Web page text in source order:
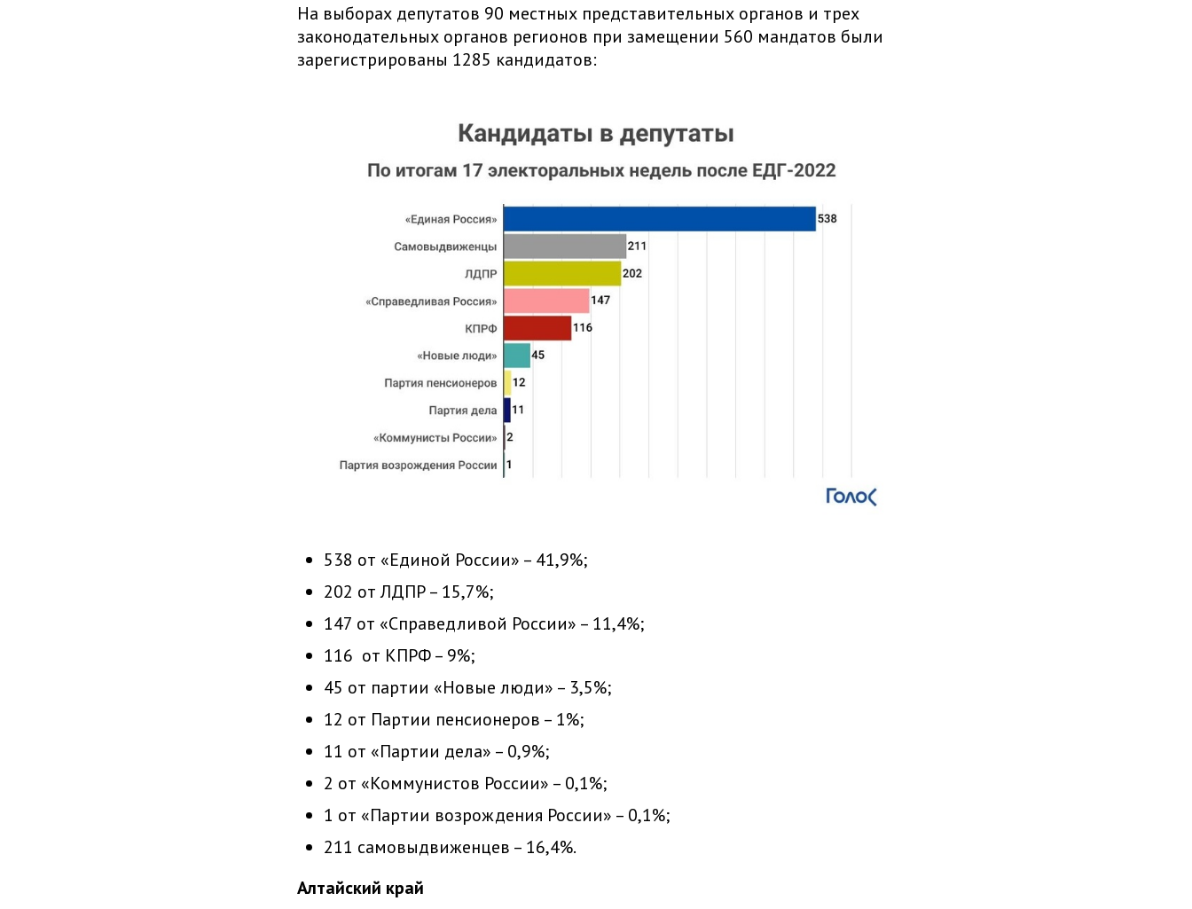
На выборах депутатов 90 местных представительных органов и трех
законодательных органов регионов при замещении 560 мандатов были
зарегистрированы 1285 кандидатов:
538 от «Единой России» – 41,9%;
202 от ЛДПР – 15,7%;
147 от «Справедливой России» – 11,4%;
116 от КПРФ – 9%;
45 от партии «Новые люди» – 3,5%;
12 от Партии пенсионеров – 1%;
11 от «Партии дела» – 0,9%;
2 от «Коммунистов России» – 0,1%;
1 от «Партии возрождения России» – 0,1%;
211 самовыдвиженцев – 16,4%.
Алтайский край